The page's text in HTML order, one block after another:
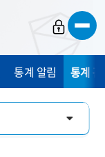
통계 알림 통계